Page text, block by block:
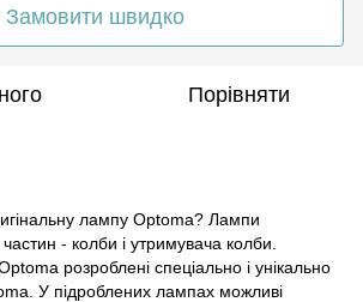
Замовити швидко
Порівняти
лампу Optoma? Лампи
- колби і утримувача колби.
розроблені спеціально і унікально
У підроблених лампах можливі